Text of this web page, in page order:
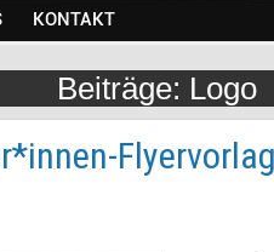
KONTAKT
Logo